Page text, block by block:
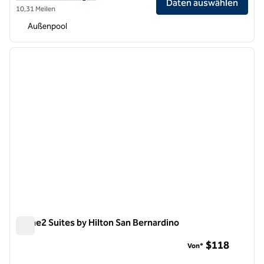
10,31 Meilen
Daten auswählen
Außenpool
1 von 12
Home2 Suites by Hilton San Bernardino
Von* $118